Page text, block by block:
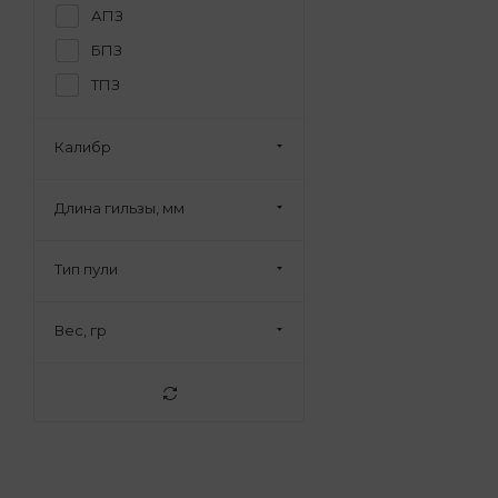
АПЗ
БПЗ
ТПЗ
Калибр
Длина гильзы, мм
Тип пули
Вес, гр